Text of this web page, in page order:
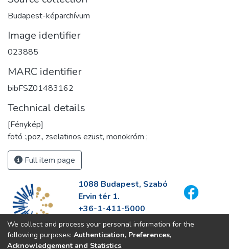
Budapest-képarchívum
Image identifier
023885
MARC identifier
bibFSZ01483162
Technical details
[Fénykép]
fotó :,poz., zselatinos ezüst, monokróm ;
Full item page
1088 Budapest, Szabó
Ervin tér 1.
+36-1-411-5000
info@fszek.hu
https://fszek.hu
We collect and process your personal information for the
following purposes: Authentication, Preferences,
Acknowledgement and Statistics.